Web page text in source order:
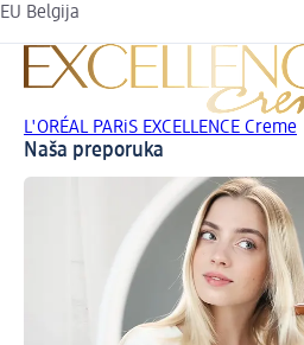
EU Belgija
L'ORÉAL PARiS EXCELLENCE Creme
Naša preporuka